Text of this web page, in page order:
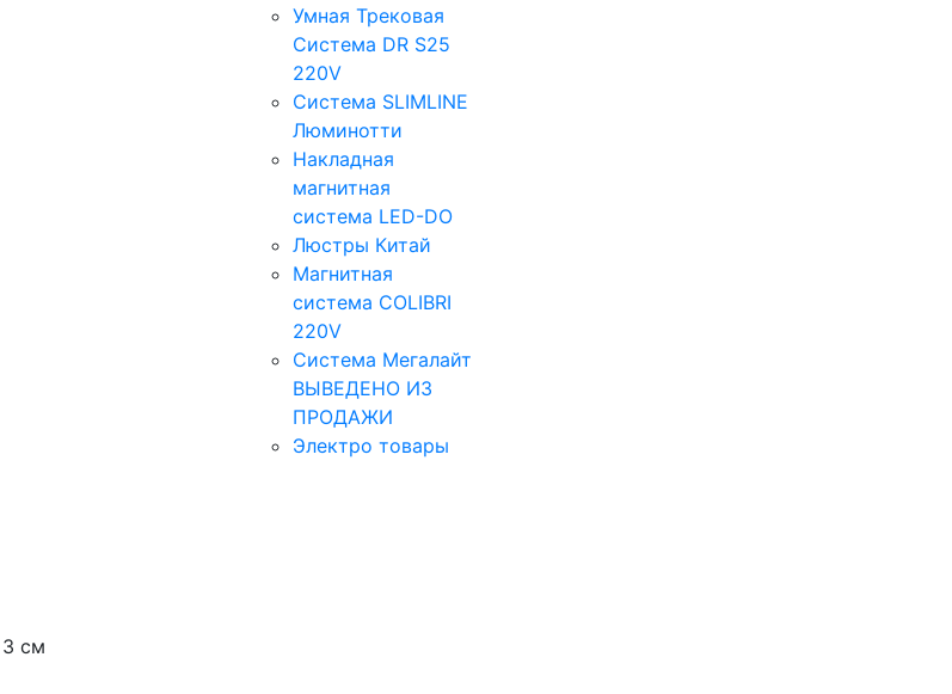
Умная Трековая
Система DR S25
220V
Система SLIMLINE
Люминотти
Накладная
магнитная
система LED-DO
Люстры Китай
Магнитная
система COLIBRI
220V
Система Мегалайт
ВЫВЕДЕНО ИЗ
ПРОДАЖИ
Электро товары
3 см